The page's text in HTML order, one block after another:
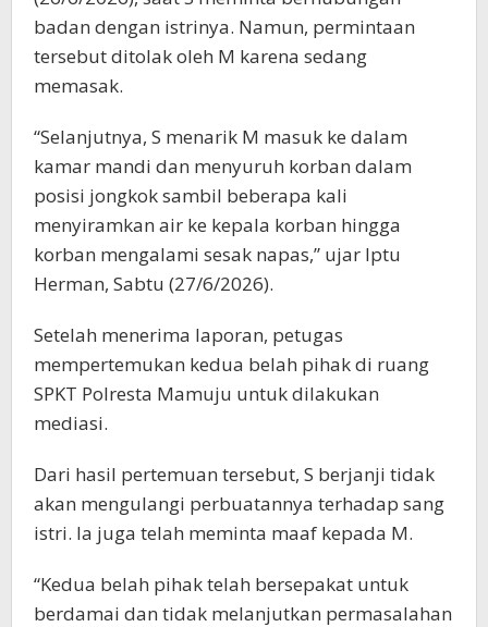
badan dengan istrinya. Namun, permintaan
tersebut ditolak oleh M karena sedang
memasak.
“Selanjutnya, S menarik M masuk ke dalam
kamar mandi dan menyuruh korban dalam
posisi jongkok sambil beberapa kali
menyiramkan air ke kepala korban hingga
korban mengalami sesak napas,” ujar Iptu
Herman, Sabtu (27/6/2026).
Setelah menerima laporan, petugas
mempertemukan kedua belah pihak di ruang
SPKT Polresta Mamuju untuk dilakukan
mediasi.
Dari hasil pertemuan tersebut, S berjanji tidak
akan mengulangi perbuatannya terhadap sang
istri. Ia juga telah meminta maaf kepada M.
“Kedua belah pihak telah bersepakat untuk
berdamai dan tidak melanjutkan permasalahan